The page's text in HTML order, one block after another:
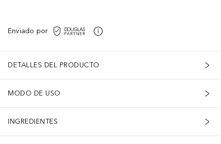
Enviado por
DETALLES DEL PRODUCTO
MODO DE USO
INGREDIENTES